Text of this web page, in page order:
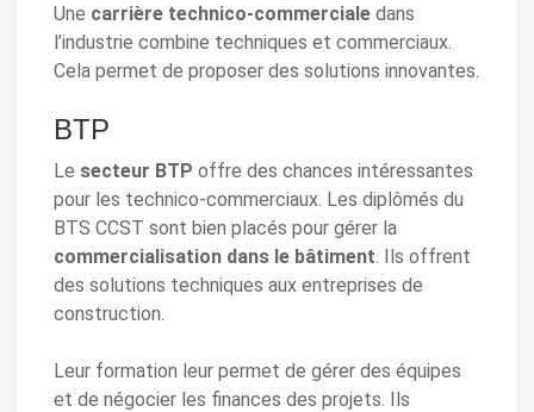
Une carrière technico-commerciale dans
l’industrie combine techniques et commerciaux.
Cela permet de proposer des solutions innovantes.
BTP
Le secteur BTP offre des chances intéressantes
pour les technico-commerciaux. Les diplômés du
BTS CCST sont bien placés pour gérer la
commercialisation dans le bâtiment . Ils offrent
des solutions techniques aux entreprises de
construction.
Leur formation leur permet de gérer des équipes
et de négocier les finances des projets. Ils